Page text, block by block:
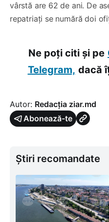
vârstă are 62 de ani. De
repatriați se numără doi
Ne poți citi și pe
Telegram, dacă
Autor: Redacția ziar.md
Abonează-te
Știri recomandate